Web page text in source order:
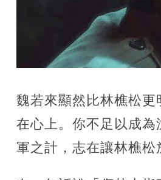
魏若來顯然比林樵松
在心上。你不足以成
軍之計，志在讓林樵松